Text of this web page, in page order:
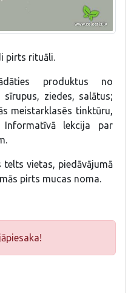
pirts rituāli.
produktus no
ziedes, salātus;
meistarklasēs tinktūru,
Informatīvā lekcija par
telts vietas, piedāvājumā
pirts mucas noma.